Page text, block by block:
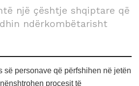
një çështje shqiptare që
ndërkombëtarisht
së personave që përfshihen në jetën
procesit të